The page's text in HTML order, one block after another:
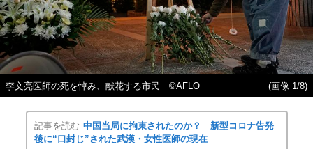
李文亮医師の死を悼み、献花する市民 ©AFLO (画像 1/8)
記事を読む 中国当局に拘束されたのか？ 新型コロナ告発
後に“口封じ”された武漢・女性医師の現在